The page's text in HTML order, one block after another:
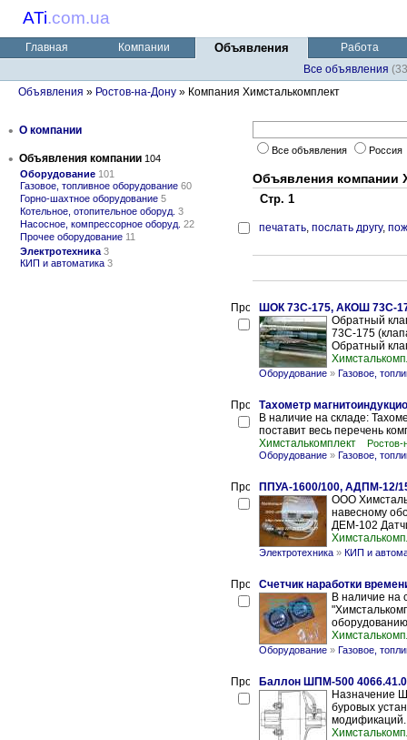
ATi.com.ua
Главная Компании Объявления
Работа
Все объявления
Объявления » Ростов-на-Дону » Компания Химсталькомплект
• О компании
• Объявления компании 104
Оборудование 101
Газовое, топливное оборудование 60
Горно-шахтное оборудование 5
Котельное, отопительное оборуд. 3
Насосное, компрессорное оборуд. 22
Прочее оборудование 11
Электротехника 3
КИП и автоматика 3
Все объявления Россия
Объявления компании
Стр. 1
печатать, послать другу,
ШОК 73С-175, АКОШ 73С-
Обратный
73С-175
Обратный
Оборудование » Газовое,
Тахометр
В наличие на складе:
поставит весь перечень
Химсталькомплект
Ростов-
Оборудование » Газовое,
ППУА-1600/100, АДПМ-12/
ООО
навесному
ДЕМ-102
Электротехника » КИП и
Счетчик наработки
В наличие на
Оборудование » Газовое,
Баллон ШПМ-500
Назначение
буровых
модификаций.